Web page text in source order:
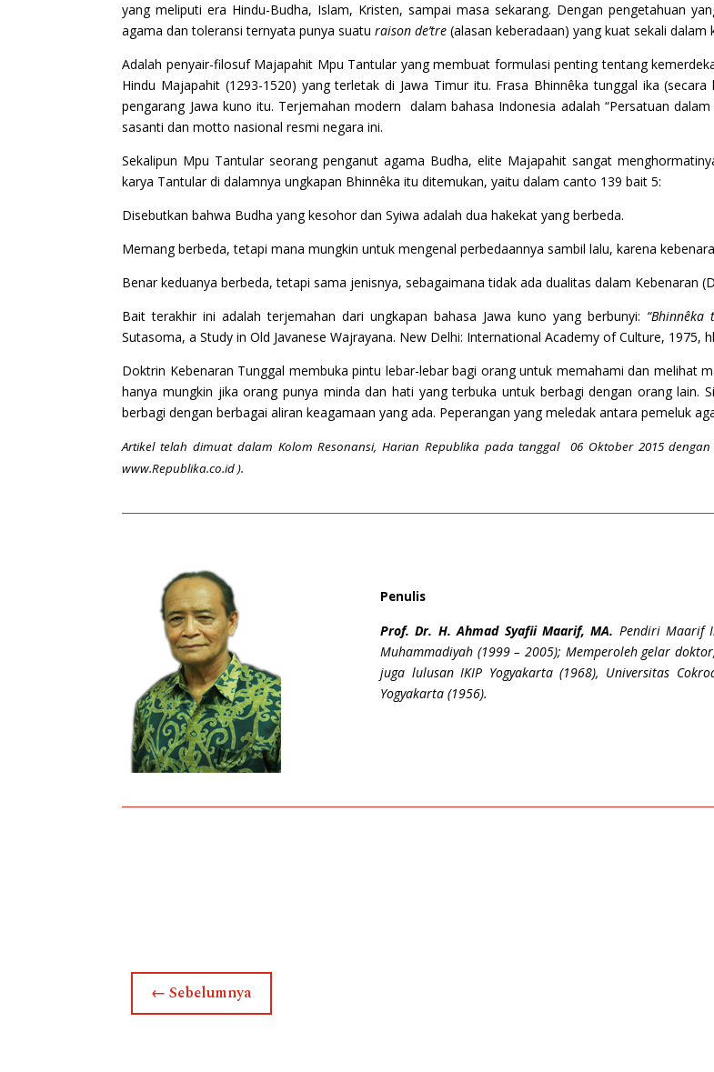
yang meliputi era Hindu-Budha, Islam, Kristen, sampai masa sekarang. Dengan pengetahuan
agama dan toleransi ternyata punya suaturaison de’tre (alasan keberadaan) yang kuat sekali dalam
Adalah penyair-filosuf Majapahit Mpu Tantular yang membuat formulasi penting tentang
Hindu Majapahit (1293-1520) yang terletak di Jawa Timur itu. Frasa Bhinnêka tunggal ika
pengarang Jawa kuno itu. Terjemahan modern dalam bahasa Indonesia adalah “Persatuan dalam
sasanti dan motto nasional resmi negara ini.
Sekalipun Mpu Tantular seorang penganut agama Budha, elite Majapahit sangat
karya Tantular di dalamnya ungkapan Bhinnêka itu ditemukan, yaitu dalam canto 139 bait 5:
Disebutkan bahwa Budha yang kesohor dan Syiwa adalah dua hakekat yang berbeda.
Memang berbeda, tetapi mana mungkin untuk mengenal perbedaannya sambil lalu, karena
Benar keduanya berbeda, tetapi sama jenisnya, sebagaimana tidak ada dualitas dalam Kebenaran
Bait terakhir ini adalah terjemahan dari ungkapan bahasa Jawa kuno yang berbunyi:
Sutasoma, a Study in Old Javanese Wajrayana. New Delhi: International Academy of Culture, 1975,
Doktrin Kebenaran Tunggal membuka pintu lebar-lebar bagi orang untuk memahami dan melihat
hanya mungkin jika orang punya minda dan hati yang terbuka untuk berbagi dengan orang lain.
berbagi dengan berbagai aliran keagamaan yang ada. Peperangan yang meledak antara pemeluk
Artikel telah dimuat dalam Kolom Resonansi, Harian Republika pada tanggal 06 Oktober 2015
www.Republika.co.id ).
Penulis
Prof. Dr. H. Ahmad Syafii Maarif, MA. Pendiri Maarif
Muhammadiyah (1999 – 2005); Memperoleh gelar
juga lulusan IKIP Yogyakarta (1968), Universitas
Yogyakarta (1956).
←Sebelumnya